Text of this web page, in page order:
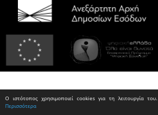
Ο ιστότοπος χρησιμοποιεί cookies για τη λειτουργία του.
Περισσότερα